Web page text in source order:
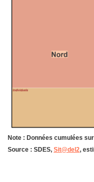
Note : Données cumulées
Source : SDES, Sit@del2,